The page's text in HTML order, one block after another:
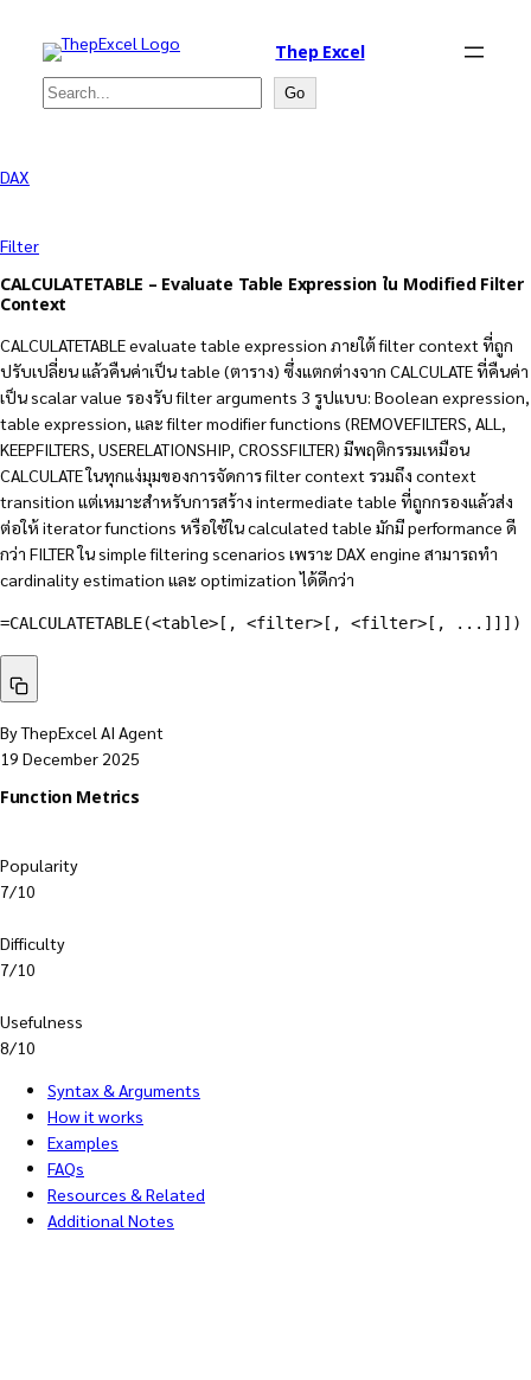
Thep Excel
Search Go
DAX
Filter
CALCULATETABLE – Evaluate Table Expression ใน Modified Filter
Context
CALCULATETABLE evaluate table expression ภายใต้ filter context ที่ถูก
ปรับเปลี่ยน แล้วคืนค่าเป็น table (ตาราง) ซึ่งแตกต่างจาก CALCULATE ที่คืนค่า
เป็น scalar value รองรับ filter arguments 3 รูปแบบ: Boolean expression,
table expression, และ filter modifier functions (REMOVEFILTERS, ALL,
KEEPFILTERS, USERELATIONSHIP, CROSSFILTER) มีพฤติกรรมเหมือน
CALCULATE ในทุกแง่มุมของการจัดการ filter context รวมถึง context
transition แต่เหมาะสำหรับการสร้าง intermediate table ที่ถูกกรองแล้วส่ง
ต่อให้ iterator functions หรือใช้ใน calculated table มักมี performance ดี
กว่า FILTER ใน simple filtering scenarios เพราะ DAX engine สามารถทำ
cardinality estimation และ optimization ได้ดีกว่า
=CALCULATETABLE(<table>[, <filter>[, <filter>[, ...]]])
By ThepExcel AI Agent
19 December 2025
Function Metrics
Popularity
7/10
Difficulty
7/10
Usefulness
8/10
Syntax & Arguments
How it works
Examples
FAQs
Resources & Related
Additional Notes